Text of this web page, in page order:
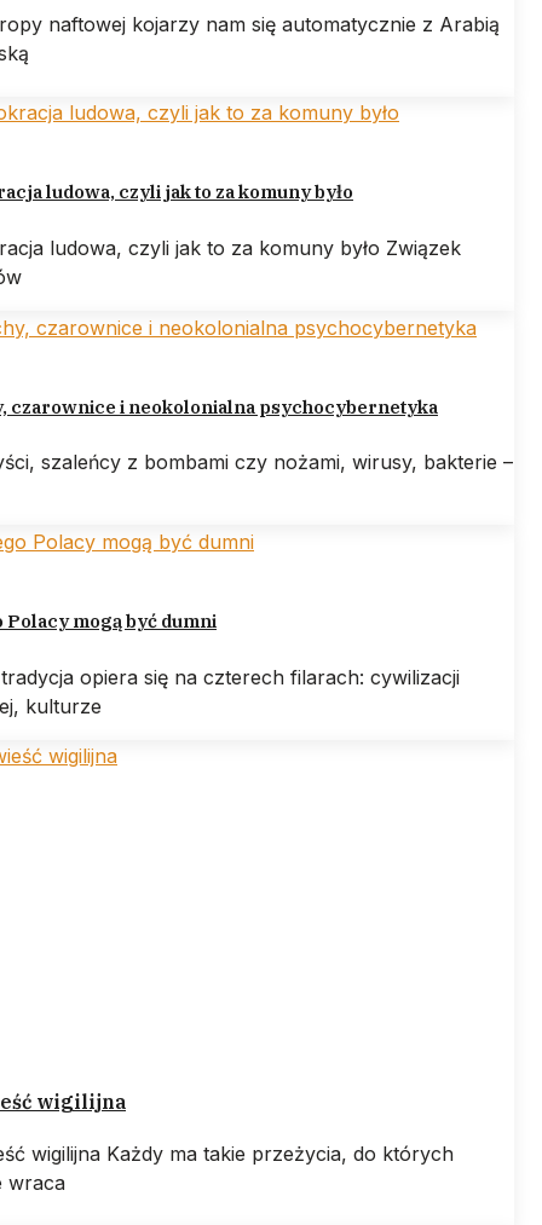
naftowej kojarzy nam się automatycznie z Arabią
ludowa, czyli jak to za komuny było
ludowa, czyli jak to za komuny było Związek
czarownice i neokolonialna psychocybernetyka
szaleńcy z bombami czy nożami, wirusy, bakterie –
Polacy mogą być dumni
opiera się na czterech filarach: cywilizacji
kulturze
wigilijna
wigilijna Każdy ma takie przeżycia, do których
wraca